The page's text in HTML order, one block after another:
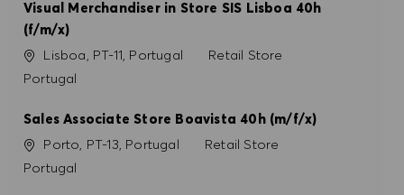
Visual Merchandiser in Store SIS Lisboa 40h
(f/m/x)
Ort Lisboa, PT-11, Portugal Kategorie
Retail Store
Portugal
Sales Associate Store Boavista 40h (m/f/x)
Ort Porto, PT-13, Portugal Kategorie
Retail Store
Portugal